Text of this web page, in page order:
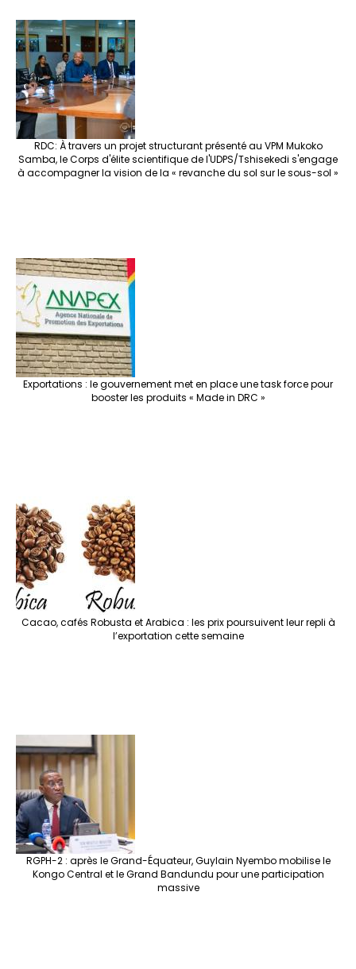
RDC: À travers un projet structurant présenté au VPM Mukoko
Samba, le Corps d'élite scientifique de l'UDPS/Tshisekedi s'engage
à accompagner la vision de la « revanche du sol sur le sous-sol »
Exportations : le gouvernement met en place une task force pour
booster les produits « Made in DRC »
Cacao, cafés Robusta et Arabica : les prix poursuivent leur repli à
l’exportation cette semaine
RGPH-2 : après le Grand-Équateur, Guylain Nyembo mobilise le
Kongo Central et le Grand Bandundu pour une participation
massive